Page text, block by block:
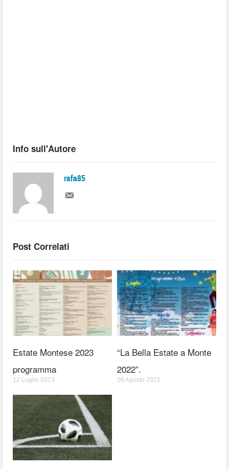
Info sull'Autore
rafa85
Post Correlati
Estate Montese 2023
programma
12 Luglio 2023
“La Bella Estate a Monte
2022”.
08 Agosto 2022